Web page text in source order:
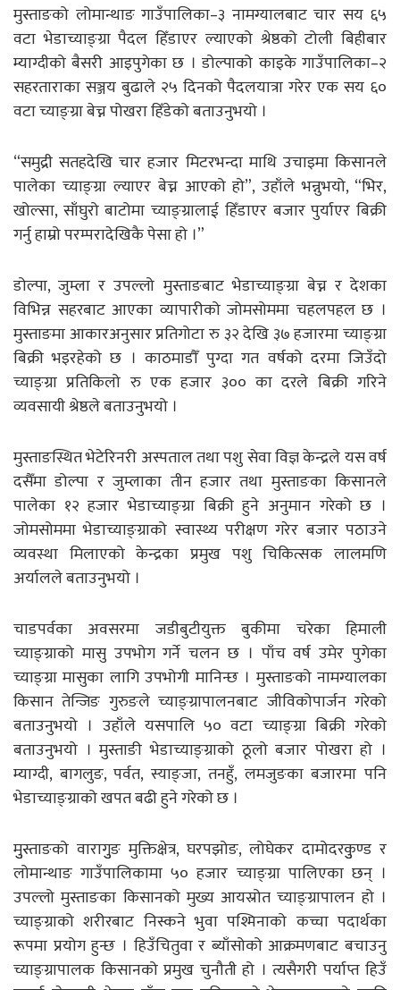
मुस्ताङको लोमान्थाङ गाउँपालिका–३ नामग्यालबाट चार सय ६५
वटा भेडाच्याङ्ग्रा पैदल हिँडाएर ल्याएको श्रेष्ठको टोली बिहीबार
म्याग्दीको बैसरी आइपुगेका छ । डोल्पाको काइके गाउँपालिका–२
सहरताराका सञ्जय बुढाले २५ दिनको पैदलयात्रा गरेर एक सय ६०
वटा च्याङ्ग्रा बेच्न पोखरा हिँडेको बताउनुभयो ।
“समुद्री सतहदेखि चार हजार मिटरभन्दा माथि उचाइमा किसानले
पालेका च्याङ्ग्रा ल्याएर बेच्न आएको हो”, उहाँले भन्नुभयो, “भिर,
खोल्सा, साँघुरो बाटोमा च्याङ्ग्रालाई हिँडाएर बजार पुर्याएर बिक्री
गर्नु हाम्रो परम्परादेखिकै पेसा हो ।”
डोल्पा, जुम्ला र उपल्लो मुस्ताङबाट भेडाच्याङ्ग्रा बेच्न र देशका
विभिन्न सहरबाट आएका व्यापारीको जोमसोममा चहलपहल छ ।
मुस्ताङमा आकारअनुसार प्रतिगोटा रु ३२ देखि ३७ हजारमा च्याङ्ग्रा
बिक्री भइरहेको छ । काठमाडौँ पुग्दा गत वर्षको दरमा जिउँदो
च्याङ्ग्रा प्रतिकिलो रु एक हजार ३०० का दरले बिक्री गरिने
व्यवसायी श्रेष्ठले बताउनुभयो ।
मुस्ताङस्थित भेटेरिनरी अस्पताल तथा पशु सेवा विज्ञ केन्द्रले यस वर्ष
दसैँमा डोल्पा र जुम्लाका तीन हजार तथा मुस्ताङका किसानले
पालेका १२ हजार भेडाच्याङ्ग्रा बिक्री हुने अनुमान गरेको छ ।
जोमसोममा भेडाच्याङ्ग्राको स्वास्थ्य परीक्षण गरेर बजार पठाउने
व्यवस्था मिलाएको केन्द्रका प्रमुख पशु चिकित्सक लालमणि
अर्यालले बताउनुभयो ।
चाडपर्वका अवसरमा जडीबुटीयुक्त बुकीमा चरेका हिमाली
च्याङ्ग्राको मासु उपभोग गर्ने चलन छ । पाँच वर्ष उमेर पुगेका
च्याङ्ग्रा मासुका लागि उपभोगी मानिन्छ । मुस्ताङको नामग्यालका
किसान तेन्जिङ गुरुङले च्याङ्ग्रापालनबाट जीविकोपार्जन गरेको
बताउनुभयो । उहाँले यसपालि ५० वटा च्याङ्ग्रा बिक्री गरेको
बताउनुभयो । मुस्ताङी भेडाच्याङ्ग्राको ठूलो बजार पोखरा हो ।
म्याग्दी, बागलुङ, पर्वत, स्याङ्जा, तनहुँ, लमजुङका बजारमा पनि
भेडाच्याङ्ग्राको खपत बढी हुने गरेको छ ।
मुुस्ताङको वारागुुङ मुक्तिक्षेत्र, घरपझोङ, लोघेकर दामोदरकुुण्ड र
लोमान्थाङ गाउँपालिकामा ५० हजार च्याङ्ग्रा पालिएका छन् ।
उपल्लो मुस्ताङका किसानको मुख्य आयस्रोत च्याङ्ग्रापालन हो ।
च्याङ्ग्राको शरीरबाट निस्कने भुवा पश्मिनाको कच्चा पदार्थका
रूपमा प्रयोग हुन्छ । हिउँचितुवा र ब्याँसोको आक्रमणबाट बचाउनु
च्याङ्ग्रापालक किसानको प्रमुख चुनौती हो । त्यसैगरी पर्याप्त हिउँ